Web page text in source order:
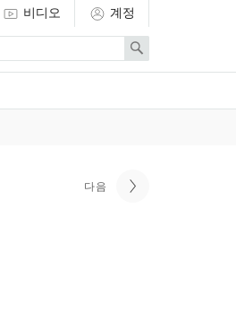
비디오 계정
Search
다음